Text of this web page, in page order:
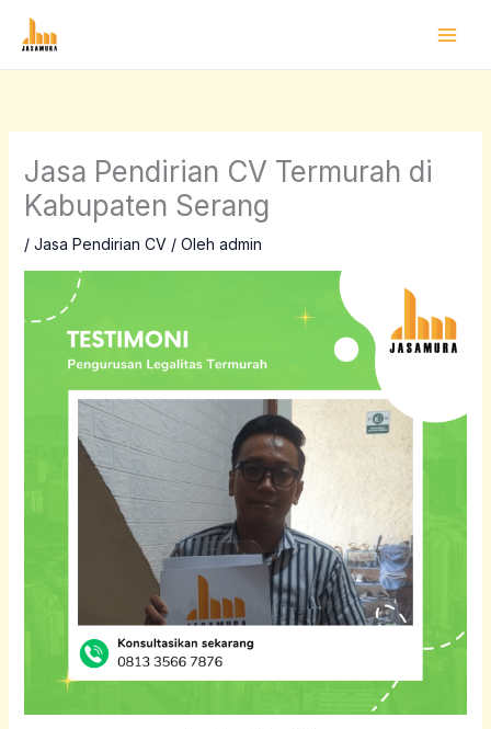
Jasa Pendirian CV Termurah di
Kabupaten Serang
/ Jasa Pendirian CV/ Oleh admin